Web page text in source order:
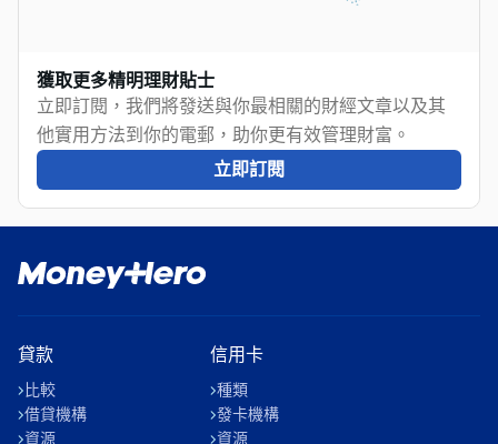
獲取更多精明理財貼士
立即訂閱，我們將發送與你最相關的財經文章以及其
他實用方法到你的電郵，助你更有效管理財富。
立即訂閱
貸款
比較
借貸機構
資源
信用卡
種類
發卡機構
資源